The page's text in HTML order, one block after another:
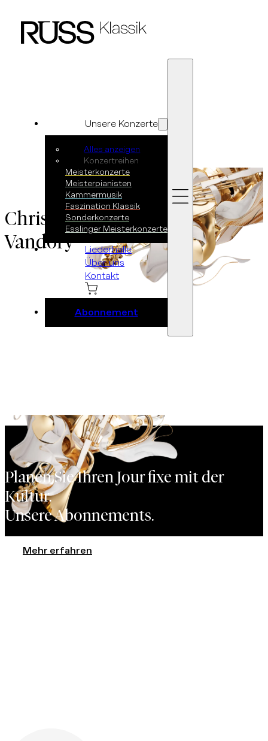
Unsere Konzerte
Alles anzeigen
Konzertreihen
Meisterkonzerte
Meisterpianisten
Kammermusik
Faszination Klassik
Sonderkonzerte
Esslinger Meisterkonzerte
Liederhalle
Über uns
Kontakt
Abonnement
Christoph
Vandory
Planen Sie Ihren Jour fixe mit der
Kultur.
Unsere Abonnements.
Mehr erfahren